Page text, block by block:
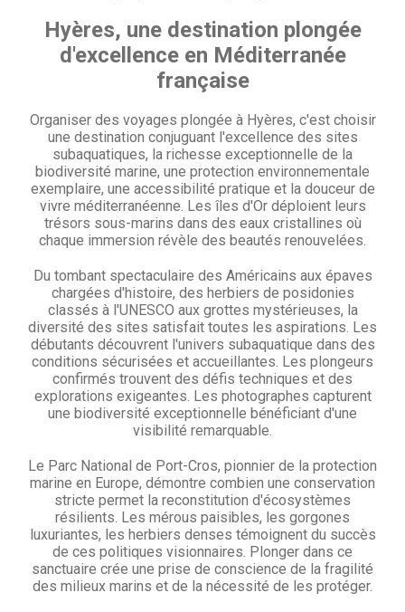
Hyères, une destination plongée
d'excellence en Méditerranée
française
Organiser des voyages plongée à Hyères, c'est choisir
une destination conjuguant l'excellence des sites
subaquatiques, la richesse exceptionnelle de la
biodiversité marine, une protection environnementale
exemplaire, une accessibilité pratique et la douceur de
vivre méditerranéenne. Les îles d'Or déploient leurs
trésors sous-marins dans des eaux cristallines où
chaque immersion révèle des beautés renouvelées.
Du tombant spectaculaire des Américains aux épaves
chargées d'histoire, des herbiers de posidonies
classés à l'UNESCO aux grottes mystérieuses, la
diversité des sites satisfait toutes les aspirations. Les
débutants découvrent l'univers subaquatique dans des
conditions sécurisées et accueillantes. Les plongeurs
confirmés trouvent des défis techniques et des
explorations exigeantes. Les photographes capturent
une biodiversité exceptionnelle bénéficiant d'une
visibilité remarquable.
Le Parc National de Port-Cros, pionnier de la protection
marine en Europe, démontre combien une conservation
stricte permet la reconstitution d'écosystèmes
résilients. Les mérous paisibles, les gorgones
luxuriantes, les herbiers denses témoignent du succès
de ces politiques visionnaires. Plonger dans ce
sanctuaire crée une prise de conscience de la fragilité
des milieux marins et de la nécessité de les protéger.